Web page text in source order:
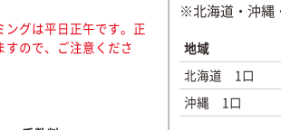
グは平日正午です。正
ので、ご注意くださ
※北海道・沖縄
地域
北海道 1口
沖縄 1口